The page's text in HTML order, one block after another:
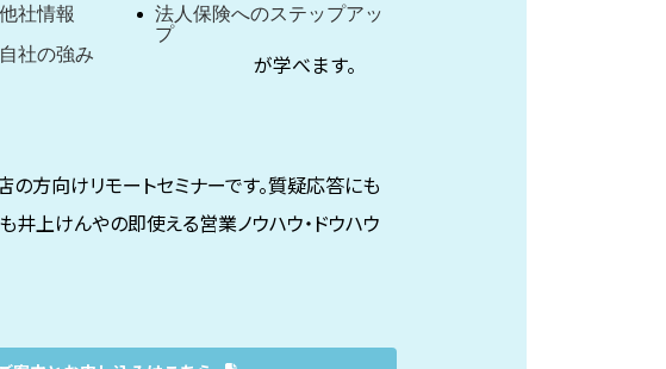
他社情報
自社の強み
法人保険へのステップアッ
プ
が学べます。
方向けリモートセミナーです。質疑応答にも
井上けんやの即使える営業ノウハウ・ドウハウ